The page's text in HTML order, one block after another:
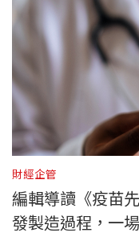
財經企管
編輯導讀《疫苗
發製造過程，一